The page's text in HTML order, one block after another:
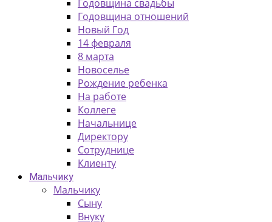
Годовщина свадьбы
Годовщина отношений
Новый Год
14 февраля
8 марта
Новоселье
Рождение ребенка
На работе
Коллеге
Начальнице
Директору
Сотруднице
Клиенту
Мальчику
Мальчику
Сыну
Внуку